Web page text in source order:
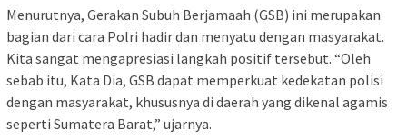
Menurutnya, Gerakan Subuh Berjamaah (GSB) ini merupakan
bagian dari cara Polri hadir dan menyatu dengan masyarakat.
Kita sangat mengapresiasi langkah positif tersebut. “Oleh
sebab itu, Kata Dia, GSB dapat memperkuat kedekatan polisi
dengan masyarakat, khususnya di daerah yang dikenal agamis
seperti Sumatera Barat,” ujarnya.